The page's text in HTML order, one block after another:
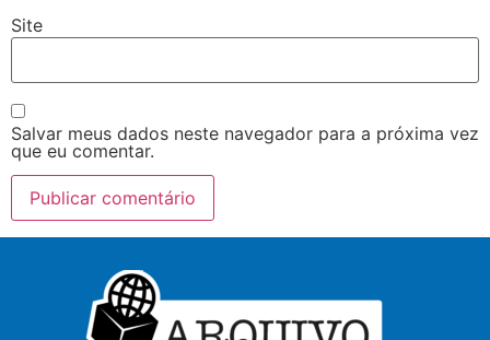
Site
Salvar meus dados neste navegador para a próxima vez
que eu comentar.